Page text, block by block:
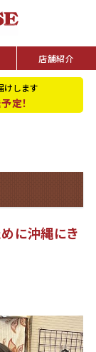
店舗紹介
します
定！
に沖縄にき